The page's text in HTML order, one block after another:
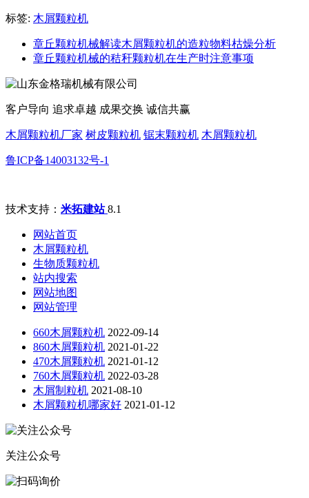
标签: 木屑颗粒机
章丘颗粒机械解读木屑颗粒机的造粒物料枯燥分析
章丘颗粒机械的秸秆颗粒机在生产时注意事项
客户导向 追求卓越 成果交换 诚信共赢
木屑颗粒机厂家 树皮颗粒机 锯末颗粒机 木屑颗粒机
鲁ICP备14003132号-1
技术支持： 米拓建站8.1
网站首页
木屑颗粒机
生物质颗粒机
站内搜索
网站地图
网站管理
660木屑颗粒机 2022-09-14
860木屑颗粒机 2021-01-22
470木屑颗粒机 2021-01-12
760木屑颗粒机 2022-03-28
木屑制粒机 2021-08-10
木屑颗粒机哪家好 2021-01-12
关注公众号